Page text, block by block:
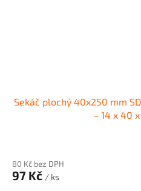
Sekáč plochý 40x250 mm
– 14 x 40
80 Kč bez DPH
97 Kč / ks